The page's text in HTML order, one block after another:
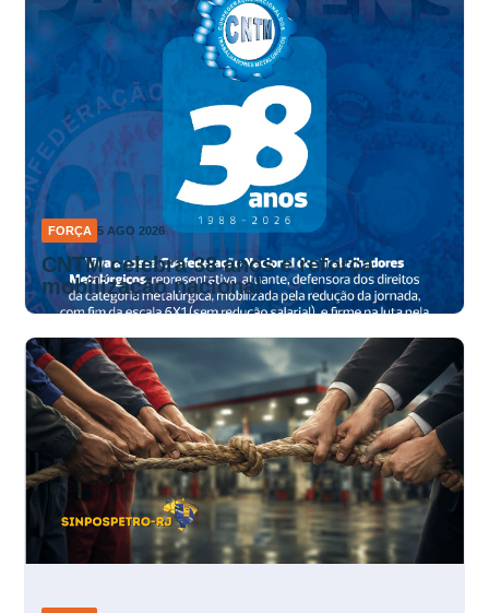
FORÇA 5 AGO 2026
CNTM celebra 38 anos e reforça
mobilização nacional